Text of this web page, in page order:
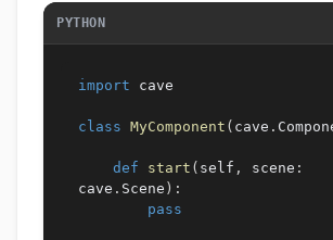
PYTHON
import cave
class MyComponent ( cave .
def start ( self , scene :
cave . Scene ) :
pass